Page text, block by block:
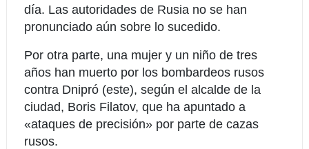
día. Las autoridades de Rusia no se han
pronunciado aún sobre lo sucedido.
Por otra parte, una mujer y un niño de tres
años han muerto por los bombardeos rusos
contra Dnipró (este), según el alcalde de la
ciudad, Boris Filatov, que ha apuntado a
«ataques de precisión» por parte de cazas
rusos.